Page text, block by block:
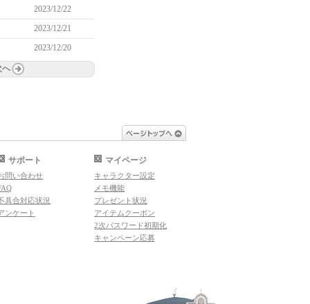
2023/12/22
2023/12/21
2023/12/20
へ
サポート
問い合わせ
具合対応状況
ンケート
マイページ
キャラクター設定
メモ機能
プレゼント状況
アイテムクーポン
2次パスワード初期化
キャンペーン応募